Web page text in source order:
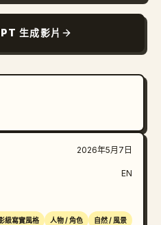
生成影片
2026年5月7日
EN
級寫實風格 人物 / 角色 自然 / 風景